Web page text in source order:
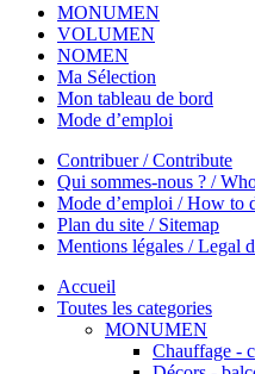
MONUMEN
VOLUMEN
NOMEN
Ma Sélection
Mon tableau de bord
Mode d’emploi
Contribuer / Contribute
Qui sommes-nous ? /
Mode d’emploi / How to
Plan du site / Sitemap
Mentions légales / Legal
Accueil
Toutes les categories
MONUMEN
Chauffage -